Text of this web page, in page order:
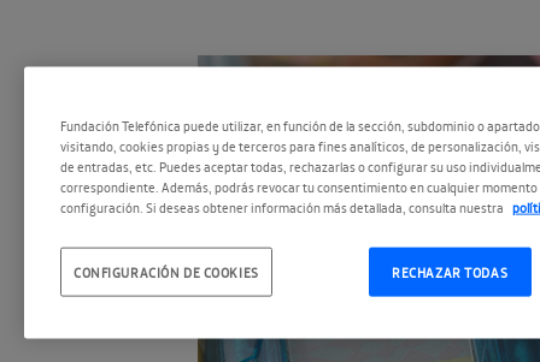
Fundación Telefónica puede utilizar, en función de la sección, subdominio o
visitando, cookies propias y de terceros para fines analíticos, de personalización,
de entradas, etc. Puedes aceptar todas, rechazarlas o configurar su uso
correspondiente. Además, podrás revocar tu consentimiento en cualquier momento
configuración. Si deseas obtener información más detallada, consulta nuestra
RECHAZAR TODAS
CONFIGURACIÓN DE COOKIES